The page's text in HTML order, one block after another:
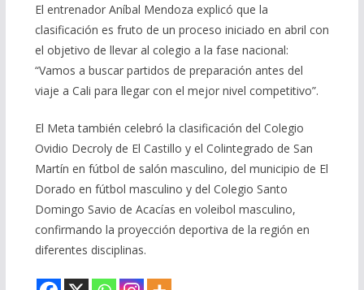
El entrenador Aníbal Mendoza explicó que la
clasificación es fruto de un proceso iniciado en abril con
el objetivo de llevar al colegio a la fase nacional:
“Vamos a buscar partidos de preparación antes del
viaje a Cali para llegar con el mejor nivel competitivo”.
El Meta también celebró la clasificación del Colegio
Ovidio Decroly de El Castillo y el Colintegrado de San
Martín en fútbol de salón masculino, del municipio de El
Dorado en fútbol masculino y del Colegio Santo
Domingo Savio de Acacías en voleibol masculino,
confirmando la proyección deportiva de la región en
diferentes disciplinas.